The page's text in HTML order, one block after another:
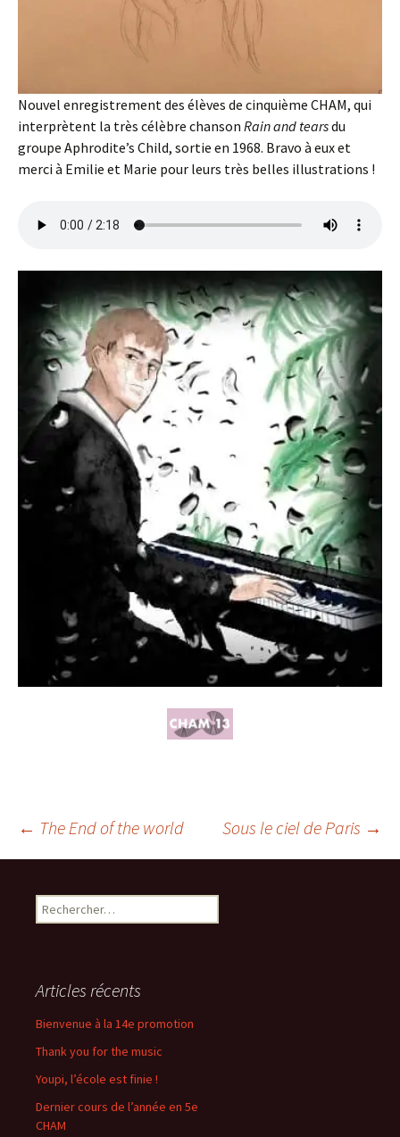
Nouvel enregistrement des élèves de cinquième CHAM, qui
interprètent la très célèbre chanson Rain and tearsdu
groupe Aphrodite’s Child, sortie en 1968. Bravo à eux et
merci à Emilie et Marie pour leurs très belles illustrations !
Navigation
des
← The End of the world Sous le ciel de Paris →
Rechercher :
Articles récents
Bienvenue à la 14e promotion
Thank you for the music
Youpi, l’école est finie !
Dernier cours de l’année en 5e
CHAM